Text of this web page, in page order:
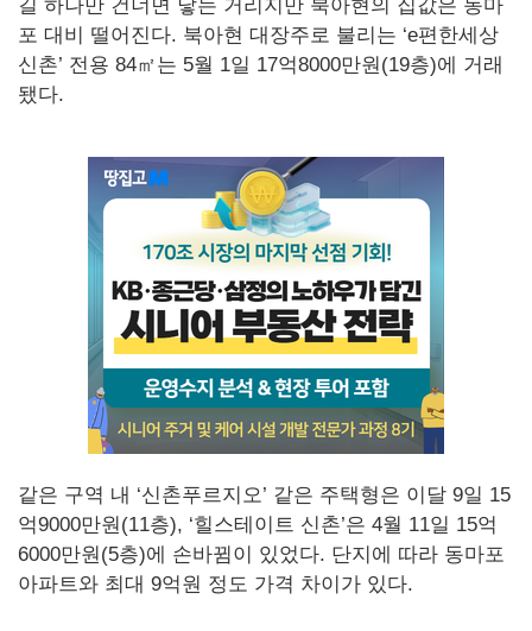
길 하나만 건너면 닿는 거리지만 북아현의 집값은 동마
포 대비 떨어진다. 북아현 대장주로 불리는 ‘e편한세상
신촌’ 전용 84㎡는 5월 1일 17억8000만원(19층)에 거래
됐다.
같은 구역 내 ‘신촌푸르지오’ 같은 주택형은 이달 9일 15
억9000만원(11층), ‘힐스테이트 신촌’은 4월 11일 15억
6000만원(5층)에 손바뀜이 있었다. 단지에 따라 동마포
아파트와 최대 9억원 정도 가격 차이가 있다.